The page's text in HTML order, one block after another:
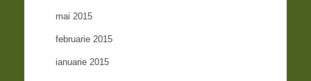
mai 2015
februarie 2015
ianuarie 2015